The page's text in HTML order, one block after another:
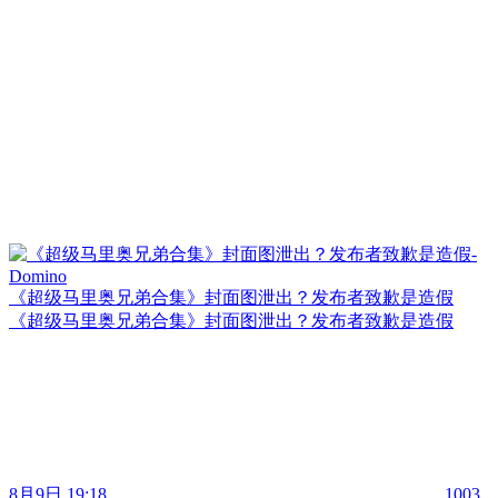
《超级马里奥兄弟合集》封面图泄出？发布者致歉是造假
《超级马里奥兄弟合集》封面图泄出？发布者致歉是造假
8月9日 19:18 1003